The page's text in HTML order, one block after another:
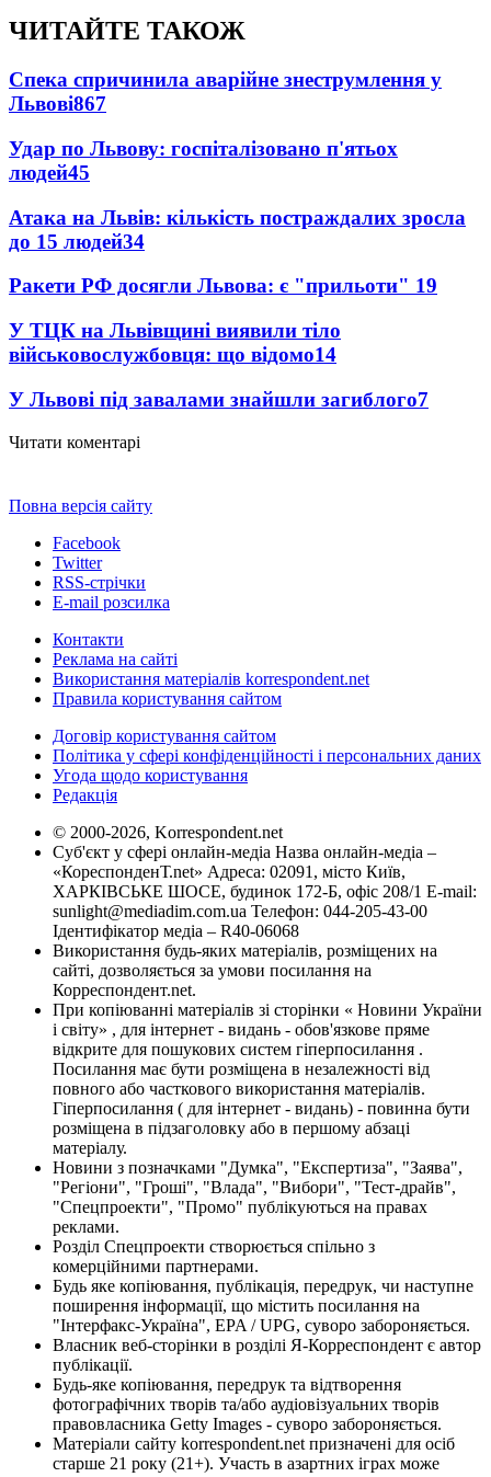
ЧИТАЙТЕ ТАКОЖ
Спека спричинила аварійне знеструмлення у
Львові867
Удар по Львову: госпіталізовано п'ятьох
людей45
Атака на Львів: кількість постраждалих зросла
до 15 людей34
Ракети РФ досягли Львова: є "прильоти" 19
У ТЦК на Львівщині виявили тіло
військовослужбовця: що відомо14
У Львові під завалами знайшли загиблого7
Читати коментарі
Повна версія сайту
Facebook
Twitter
RSS-стрічки
E-mail розсилка
Контакти
Реклама на сайті
Використання матеріалів korrespondent.net
Правила користування сайтом
Договір користування сайтом
Політика у сфері конфіденційності і персональних даних
Угода щодо користування
Редакція
© 2000-2026, Korrespondent.net
Суб'єкт у сфері онлайн-медіа Назва онлайн-медіа –
«КореспонденТ.net» Адреса: 02091, місто Київ,
ХАРКІВСЬКЕ ШОСЕ, будинок 172-Б, офіс 208/1 E-mail:
sunlight@mediadim.com.ua Телефон: 044-205-43-00
Ідентифікатор медіа – R40-06068
Використання будь-яких матеріалів, розміщених на
сайті, дозволяється за умови посилання на
Корреспондент.net.
При копіюванні матеріалів зі сторінки « Новини України
і світу» , для інтернет - видань - обов'язкове пряме
відкрите для пошукових систем гіперпосилання .
Посилання має бути розміщена в незалежності від
повного або часткового використання матеріалів.
Гіперпосилання ( для інтернет - видань) - повинна бути
розміщена в підзаголовку або в першому абзаці
матеріалу.
Новини з позначками "Думка", "Експертиза", "Заява",
"Регіони", "Гроші", "Влада", "Вибори", "Тест-драйв",
"Спецпроекти", "Промо" публікуються на правах
реклами.
Розділ Спецпроекти створюється спільно з
комерційними партнерами.
Будь яке копіювання, публікація, передрук, чи наступне
поширення інформації, що містить посилання на
"Інтерфакс-Україна", EPA / UPG, суворо забороняється.
Власник веб-сторінки в розділі Я-Корреспондент є автор
публікації.
Будь-яке копіювання, передрук та відтворення
фотографічних творів та/або аудіовізуальних творів
правовласника Getty Images - суворо забороняється.
Матеріали сайту korrespondent.net призначені для осіб
старше 21 року (21+). Участь в азартних іграх може